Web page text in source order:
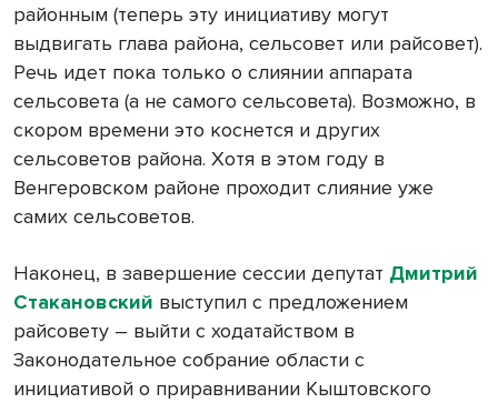
районным (теперь эту инициативу могут
выдвигать глава района, сельсовет или райсовет).
Речь идет пока только о слиянии аппарата
сельсовета (а не самого сельсовета). Возможно, в
скором времени это коснется и других
сельсоветов района. Хотя в этом году в
Венгеровском районе проходит слияние уже
самих сельсоветов.
Наконец, в завершение сессии депутат Дмитрий
Стакановский выступил с предложением
райсовету – выйти с ходатайством в
Законодательное собрание области с
инициативой о приравнивании Кыштовского